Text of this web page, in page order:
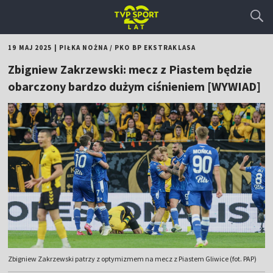
19 MAJ 2025 PIŁKA NOŻNA/ PKO BP EKSTRAKLASA
Zbigniew Zakrzewski: mecz z Piastem będzie
obarczony bardzo dużym ciśnieniem [WYWIAD]
Zbigniew Zakrzewski patrzy z optymizmem na mecz z Piastem Gliwice (fot. PAP)